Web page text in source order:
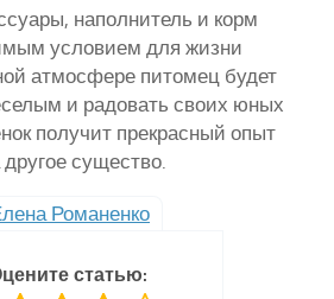
наполнитель и корм
условием для жизни
атмосфере питомец будет
и радовать своих юных
получит прекрасный опыт
существо.
Романенко
статью: